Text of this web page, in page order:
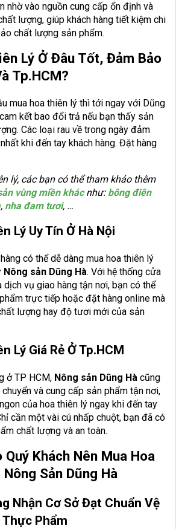
nhờ vào nguồn cung cấp ổn định và
lượng, giúp khách hàng tiết kiệm chi
chất lượng sản phẩm.
Lý Ở Đâu Tốt, Đảm Bảo
Tp.HCM?
mua hoa thiên lý thì tới ngay với Dũng
kết bao đổi trả nếu bạn thấy sản
Các loại rau về trong ngày đảm
khi đến tay khách hàng. Đặt hàng
lý, các bạn có thể tham khảo thêm
vùng miền khácnhư: bông điên
, nha đam tươi, …
Lý Uy Tín Ở Hà Nội
có thể dễ dàng mua hoa thiên lý
Nông sản Dũng Hà. Với hệ thống cửa
dịch vụ giao hàng tận nơi, bạn có thể
trực tiếp hoặc đặt hàng online mà
lượng hay độ tươi mới của sản
Lý Giá Rẻ Ở Tp.HCM
ở TP HCM, Nông sản Dũng Hà cũng
và cung cấp sản phẩm tận nơi,
của hoa thiên lý ngay khi đến tay
cần một vài cú nhấp chuột, bạn đã có
chất lượng và an toàn.
Quý Khách Nên Mua Hoa
Sản Dũng Hà
Nhận Cơ Sở Đạt Chuẩn Vệ
Thực Phẩm